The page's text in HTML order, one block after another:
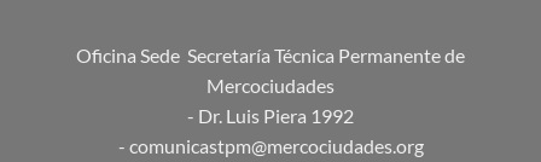
Oficina Sede Secretaría Técnica Permanente de
Mercociudades
- Dr. Luis Piera 1992
- comunicastpm@mercociudades.org